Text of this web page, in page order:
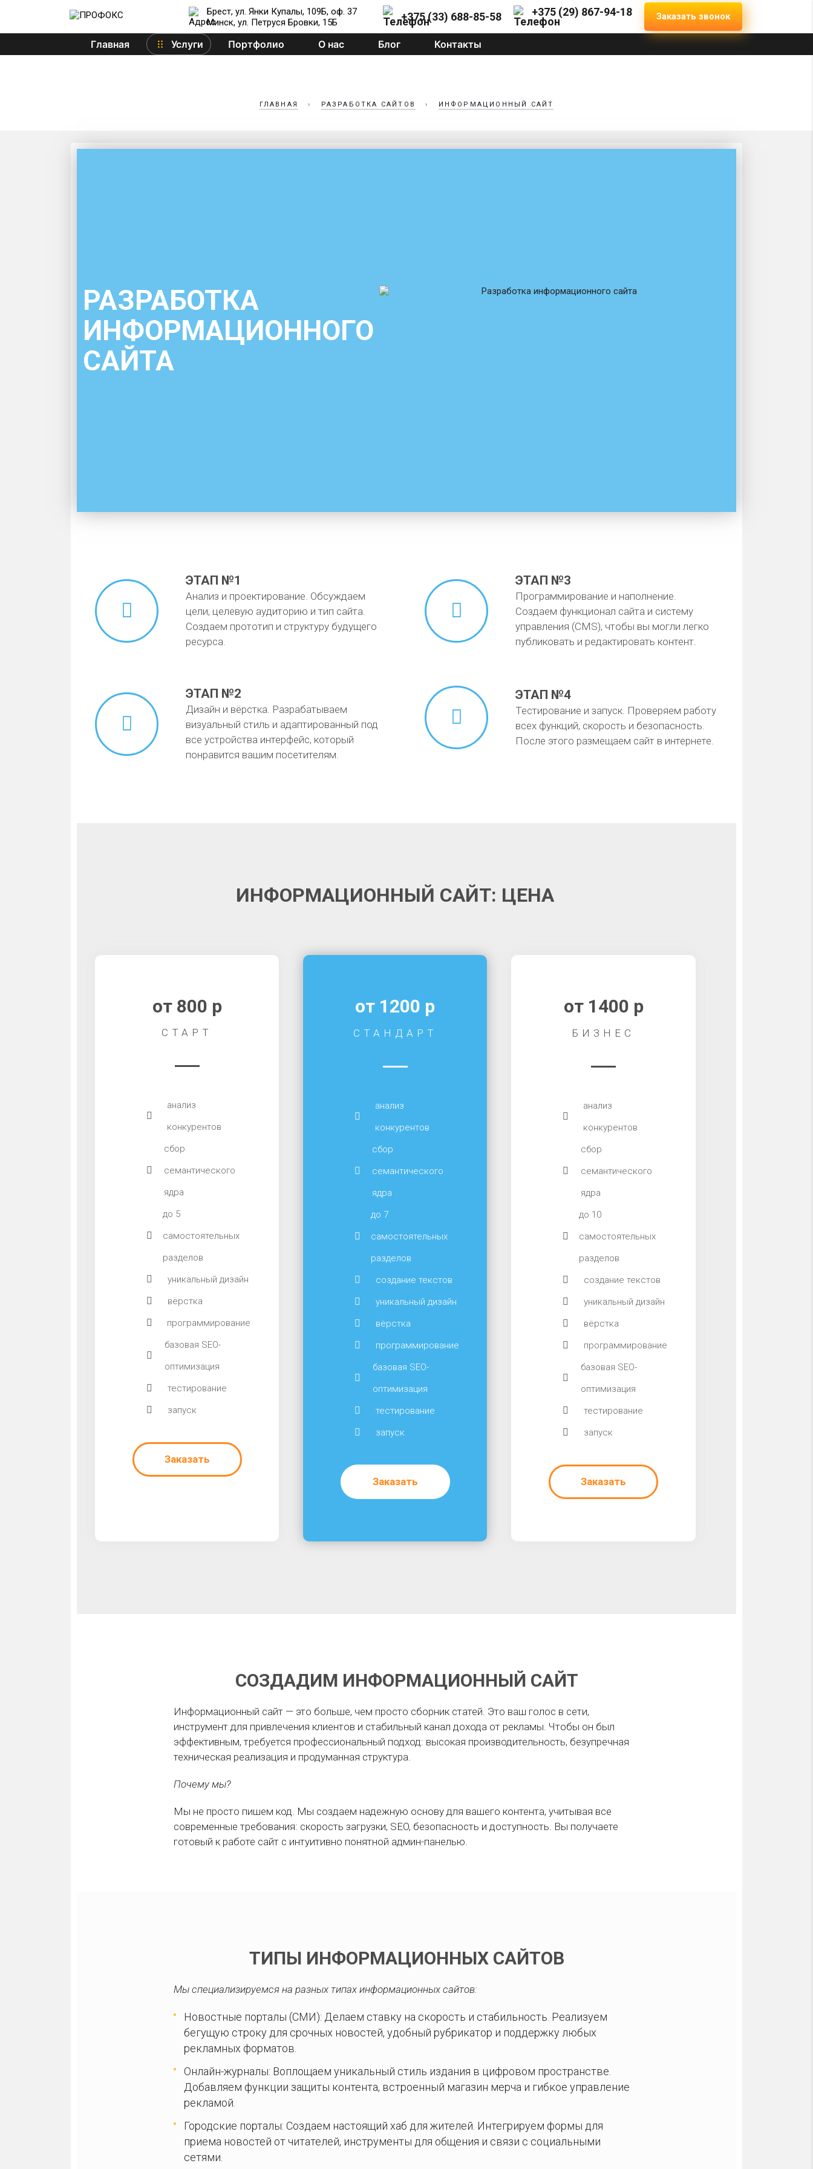
Брест, ул. Янки Купалы, 109Б, оф. 37
Минск, ул. Петруся Бровки, 15Б
+375 (33) 688-85-58 +375 (29) 867-94-18 Заказать звонок
Главная Услуги Портфолио О нас Блог Контакты
ГЛАВНАЯ › РАЗРАБОТКА САЙТОВ › ИНФОРМАЦИОННЫЙ САЙТ
РАЗРАБОТКА
ИНФОРМАЦИОННОГО
САЙТА
ЭТАП №1
Анализ и проектирование. Обсуждаем
цели, целевую аудиторию и тип сайта.
Создаем прототип и структуру будущего
ресурса.
ЭТАП №2
Дизайн и вёрстка. Разрабатываем
визуальный стиль и адаптированный под
все устройства интерфейс, который
понравится вашим посетителям.
ЭТАП №3
Программирование и наполнение.
Создаем функционал сайта и систему
управления (CMS), чтобы вы могли легко
публиковать и редактировать контент.
ЭТАП №4
Тестирование и запуск. Проверяем работу
всех функций, скорость и безопасность.
После этого размещаем сайт в интернете.
ИНФОРМАЦИОННЫЙ САЙТ: ЦЕНА
от 800 р
СТАРТ
анализ
конкурентов
сбор
семантического
ядра
до 5
самостоятельных
разделов
уникальный дизайн
вёрстка
программирование
базовая SEO-
оптимизация
тестирование
запуск
Заказать
от 1200 р
СТАНДАРТ
анализ
конкурентов
сбор
семантического
ядра
до 7
самостоятельных
разделов
создание текстов
уникальный дизайн
вёрстка
программирование
базовая SEO-
оптимизация
тестирование
запуск
Заказать
от 1400 р
БИЗНЕС
анализ
конкурентов
сбор
семантического
ядра
до 10
самостоятельных
разделов
создание текстов
уникальный дизайн
вёрстка
программирование
базовая SEO-
оптимизация
тестирование
запуск
Заказать
СОЗДАДИМ ИНФОРМАЦИОННЫЙ САЙТ
Информационный сайт — это больше, чем просто сборник статей. Это ваш голос в сети,
инструмент для привлечения клиентов и стабильный канал дохода от рекламы. Чтобы он был
эффективным, требуется профессиональный подход: высокая производительность, безупречная
техническая реализация и продуманная структура.
Почему мы?
Мы не просто пишем код. Мы создаем надежную основу для вашего контента, учитывая все
современные требования: скорость загрузки, SEO, безопасность и доступность. Вы получаете
готовый к работе сайт с интуитивно понятной админ-панелью.
ТИПЫ ИНФОРМАЦИОННЫХ САЙТОВ
Мы специализируемся на разных типах информационных сайтов:
Новостные порталы (СМИ): Делаем ставку на скорость и стабильность. Реализуем
бегущую строку для срочных новостей, удобный рубрикатор и поддержку любых
рекламных форматов.
Онлайн-журналы: Воплощаем уникальный стиль издания в цифровом пространстве.
Добавляем функции защиты контента, встроенный магазин мерча и гибкое управление
рекламой.
Городские порталы: Создаем настоящий хаб для жителей. Интегрируем формы для
приема новостей от читателей, инструменты для общения и связи с социальными
сетями.